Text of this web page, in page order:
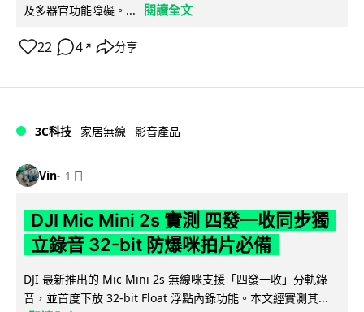
及多器官功能障礙。...
閱讀全文
22 4 ↗ 分享
3C科技 家居無線 影音產品
Vin 1 日
DJI Mic Mini 2s 實測 四發一收同步獨
立錄音 32-bit 防爆咪拍片必備
DJI 最新推出的 Mic Mini 2s 無線咪支援「四發一收」分軌錄
音，並首度下放 32-bit Float 浮點內錄功能。本文經實測其...